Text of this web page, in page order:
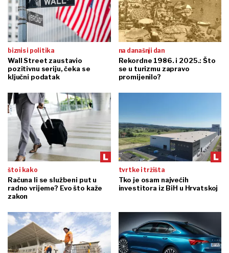
biznis i politika
Wall Street zaustavio
pozitivnu seriju, čeka se
ključni podatak
na današnji dan
Rekordne 1986. i 2025.: Što
se u turizmu zapravo
promijenilo?
što i kako
Računa li se službeni put u
radno vrijeme? Evo što kaže
zakon
tvrtke i tržišta
Tko je osam najvećih
investitora iz BiH u Hrvatskoj